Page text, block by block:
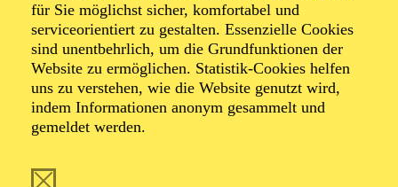
für Sie möglichst sicher, komfortabel und
serviceorientiert zu gestalten. Essenzielle Cookies
sind unentbehrlich, um die Grundfunktionen der
Website zu ermöglichen. Statistik-Cookies helfen
uns zu verstehen, wie die Website genutzt wird,
indem Informationen anonym gesammelt und
gemeldet werden.
Supported by
ORDER TICKETS +49 201 81 22-200
THEATER UND PHILHARMONIE ESSEN GMBH
OPERNPLATZ 10 — 45128 ESSEN